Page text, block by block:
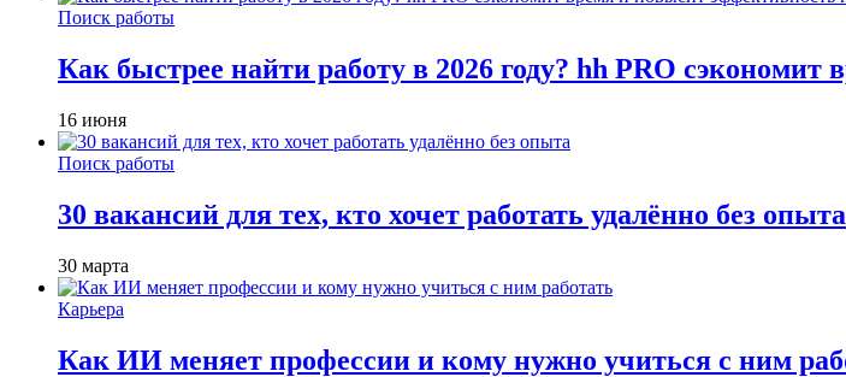
Поиск работы
Как быстрее найти работу в 2026 году? hh PRO
16 июня
Поиск работы
30 вакансий для тех, кто хочет работать удалённо без опыта
30 марта
Карьера
Как ИИ меняет профессии и кому нужно учиться с ним